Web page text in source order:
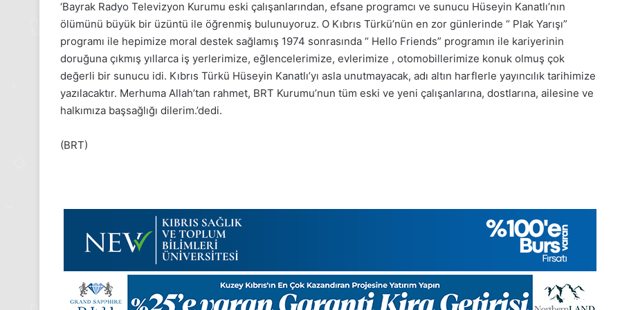
‘Bayrak Radyo Televizyon Kurumu eski çalışanlarından, efsane programcı ve sunucu Hüseyin Kanatlı’nın
ölümünü büyük bir üzüntü ile öğrenmiş bulunuyoruz. O Kıbrıs Türkü’nün en zor günlerinde “ Plak Yarışı”
programı ile hepimize moral destek sağlamış 1974 sonrasında “ Hello Friends” programın ile kariyerinin
doruğuna çıkmış yıllarca iş yerlerimize, eğlencelerimize, evlerimize , otomobillerimize konuk olmuş çok
değerli bir sunucu idi. Kıbrıs Türkü Hüseyin Kanatlı’yı asla unutmayacak, adı altın harflerle yayıncılık tarihimize
yazılacaktır. Merhuma Allah’tan rahmet, BRT Kurumu’nun tüm eski ve yeni çalışanlarına, dostlarına, ailesine ve
halkımıza başsağlığı dilerim.’dedi.
(BRT)
2025, Gıynık
Aralık
Pazartesi
Gıynık
Medya
manşetleri
1 Aralık 2025
1 Aralık Pazartesi 2025, Gıynık
Kasım
Cuma
Gıynık
Medya
manşetleri
28 Kasım 2025
28 Kasım Cuma 2025, Gıynık